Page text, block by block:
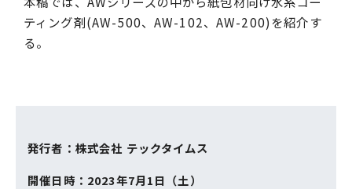
ティング剤(AW-500、AW-102、AW-200)を紹介す
る。
発行者：株式会社 テックタイムス
開催日時：2023年7月1日（土）